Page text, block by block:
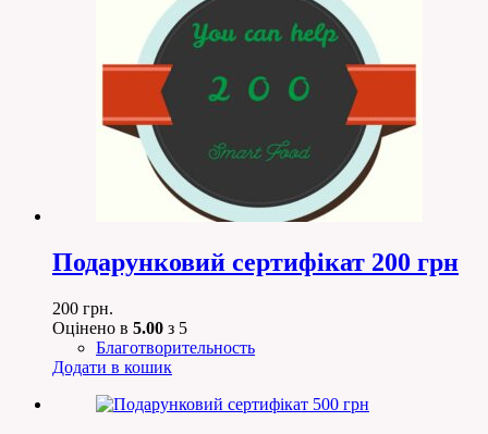
Подарунковий сертифікат 200 грн
200 грн.
Оцінено в 5.00 з 5
Благотворительность
Додати в кошик